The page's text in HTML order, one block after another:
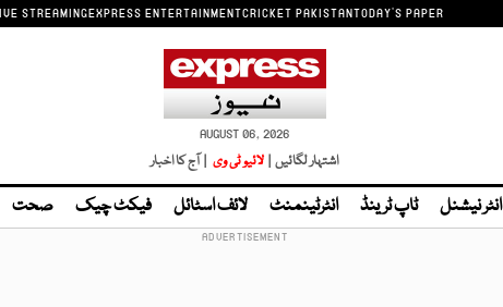
STREAMINGEXPRESS ENTERTAINMENTCRICKET PAKISTANTODAY'S PAPER
AUGUST 06, 2026
اشتہار لگائیں | لائیو ٹی وی | آج کا اخبار
انٹر نیشنل ٹاپ ٹرینڈ انٹرٹینمنٹ لائف اسٹائل فیکٹ چیک صحت